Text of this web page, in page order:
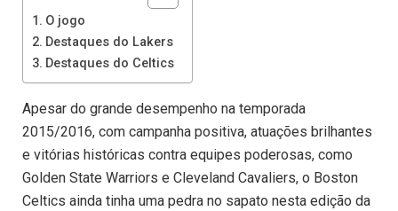
O jogo
Destaques do Lakers
Destaques do Celtics
Apesar do grande desempenho na temporada
2015/2016, com campanha positiva, atuações brilhantes
e vitórias históricas contra equipes poderosas, como
Golden State Warriors e Cleveland Cavaliers, o Boston
Celtics ainda tinha uma pedra no sapato nesta edição da